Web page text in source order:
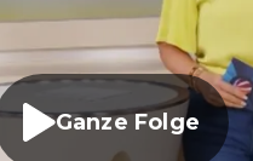
Ganze Folge